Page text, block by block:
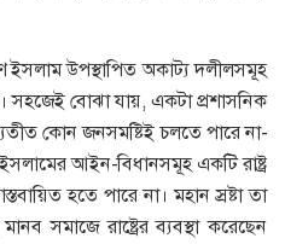
ইসলাম উপস্থাপিত অকাট্য দলীলসমূহ
সহজেই বোঝা যায়, একটা প্রশাসনিক
কোন জনসমষ্টিই চলতে পারে না-
আইন-বিধানসমূহ একটি রাষ্ট্র
হতে পারে না। মহান স্রষ্টা তা
সমাজে রাষ্ট্রের ব্যবস্থা করেছেন